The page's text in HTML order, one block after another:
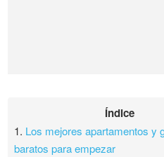
Índice
1. Los mejores apartamentos y
baratos para empezar